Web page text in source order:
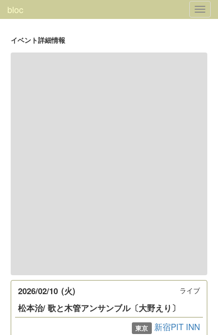
bloc
イベント詳細情報
ライブ
2026/02/10 (火)
松本治/ 歌と木管アンサンブル〔大野えり〕
東京
新宿PIT INN